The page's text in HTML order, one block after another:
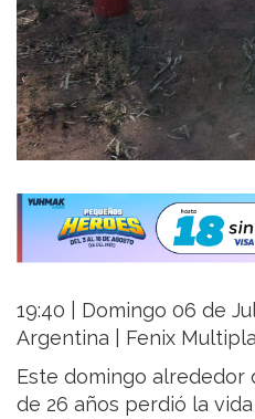
19:40 | Domingo 06 de
Argentina | Fenix
Este domingo alrededor
de 26 años perdió la